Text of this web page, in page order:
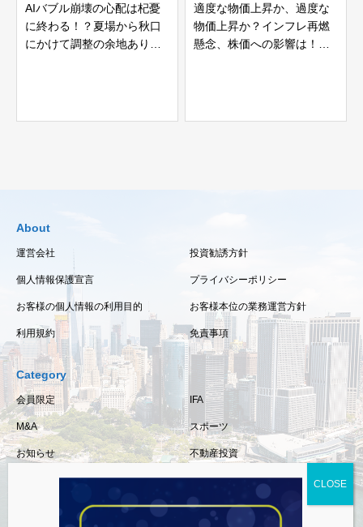
AIバブル崩壊の心配は杞憂
に終わる！？夏場から秋口
にかけて調整の余地あり！ |
適度な物価上昇か、過度な
物価上昇か？インフレ再燃
懸念、株価への影響は！？ |
About
運営会社 投資勧誘方針
個人情報保護宣言 プライバシーポリシー
お客様の個人情報の利用目的 お客様本位の業務運営方針
利用規約 免責事項
Category
会員限定 IFA
M&A スポーツ
お知らせ 不動産投資
相続・事業承継
経済情報